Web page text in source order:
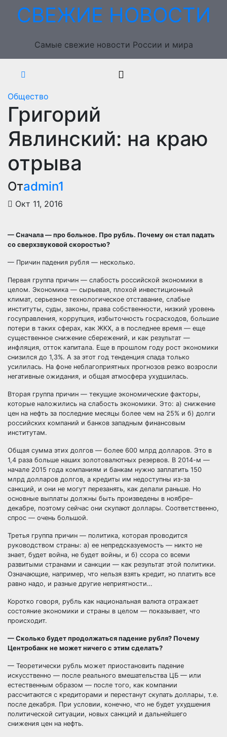
ПерейтиСВЕЖИЕ НОВОСТИ
Самые свежие новости России и мира
Общество
Григорий
Явлинский: на краю
отрыва
Отadmin1
Окт 11, 2016
— Сначала — про больное. Про рубль. Почему он стал падать
со сверхзвуковой скоростью?
— Причин падения рубля — несколько.
Первая группа причин — слабость российской экономики в
целом. Экономика — сырьевая, плохой инвестиционный
климат, серьезное технологическое отставание, слабые
институты, суды, законы, права собственности, низкий уровень
госуправления, коррупция, избыточность госрасходов, большие
потери в таких сферах, как ЖКХ, а в последнее время — еще
существенное снижение сбережений, и как результат —
инфляция, отток капитала. Еще в прошлом году рост экономики
снизился до 1,3%. А за этот год тенденция спада только
усилилась. На фоне неблагоприятных прогнозов резко возросли
негативные ожидания, и общая атмосфера ухудшилась.
Вторая группа причин — текущие экономические факторы,
которые наложились на слабость экономики. Это: а) снижение
цен на нефть за последние месяцы более чем на 25% и б) долги
российских компаний и банков западным финансовым
институтам.
Общая сумма этих долгов — более 600 млрд долларов. Это в
1,4 раза больше наших золотовалютных резервов. В 2014-м —
начале 2015 года компаниям и банкам нужно заплатить 150
млрд долларов долгов, а кредиты им недоступны из-за
санкций, и они не могут перезанять, как делали раньше. Но
основные выплаты должны быть произведены в ноябре–
декабре, поэтому сейчас они скупают доллары. Соответственно,
спрос — очень большой.
Третья группа причин — политика, которая проводится
руководством страны: а) ее непредсказуемость — никто не
знает, будет война, не будет войны, и б) ссора со всеми
развитыми странами и санкции — как результат этой политики.
Означающие, например, что нельзя взять кредит, но платить все
равно надо, и разные другие неприятности…
Коротко говоря, рубль как национальная валюта отражает
состояние экономики и страны в целом — показывает, что
происходит.
— Сколько будет продолжаться падение рубля? Почему
Центробанк не может ничего с этим сделать?
— Теоретически рубль может приостановить падение
искусственно — после реального вмешательства ЦБ — или
естественным образом — после того, как компании
рассчитаются с кредиторами и перестанут скупать доллары, т.е.
после декабря. При условии, конечно, что не будет ухудшения
политической ситуации, новых санкций и дальнейшего
снижения цен на нефть.